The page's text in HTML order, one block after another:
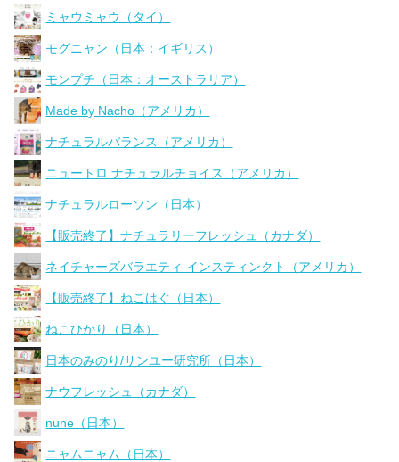
ミャウミャウ（タイ）
モグニャン（日本：イギリス）
モンプチ（日本：オーストラリア）
Made by Nacho（アメリカ）
ナチュラルバランス（アメリカ）
ニュートロ ナチュラルチョイス（アメリカ）
ナチュラルローソン（日本）
【販売終了】ナチュラリーフレッシュ（カナダ）
ネイチャーズバラエティ インスティンクト（アメリカ）
【販売終了】ねこはぐ（日本）
ねこひかり（日本）
日本のみのり/サンユー研究所（日本）
ナウフレッシュ（カナダ）
nune（日本）
ニャムニャム（日本）